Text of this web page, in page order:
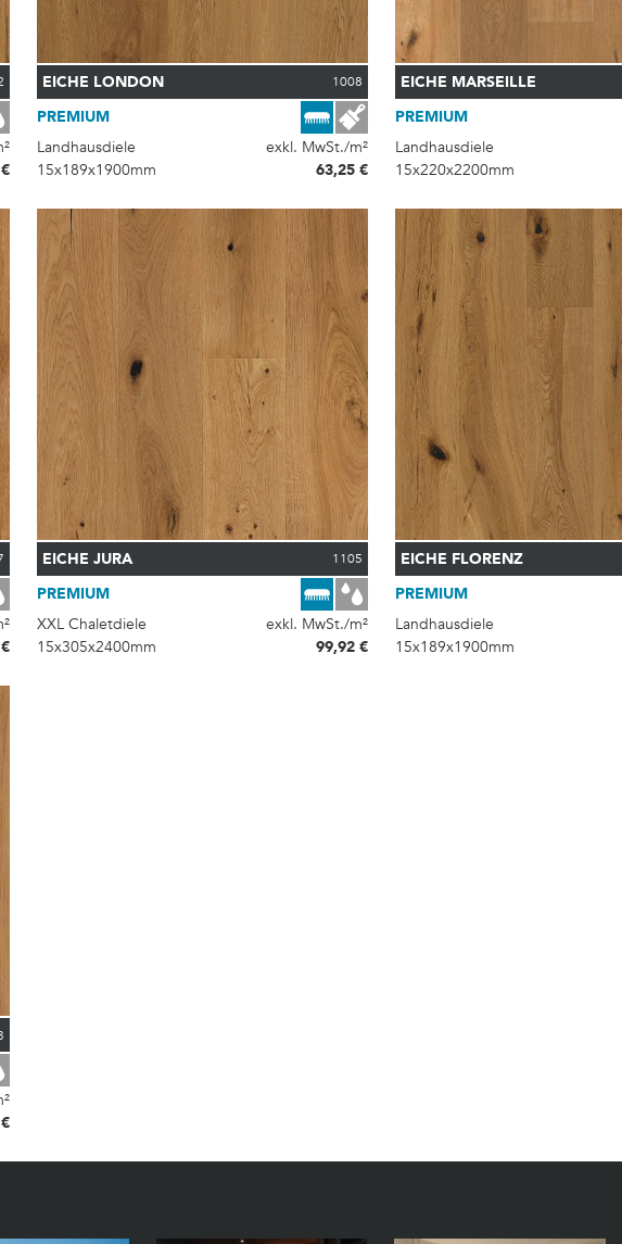
EICHE LONDON 1008
PREMIUM
Landhausdiele
exkl. MwSt./m²
15x189x1900mm
63,25 €
EICHE MARSEILLE
PREMIUM
Landhausdiele
15x220x2200mm
EICHE JURA 1105
PREMIUM
XXL Chaletdiele
exkl. MwSt./m²
15x305x2400mm
99,92 €
EICHE FLORENZ
PREMIUM
Landhausdiele
15x189x1900mm